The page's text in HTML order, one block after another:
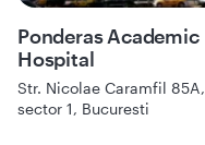
Ponderas Academic
Hospital
Str. Nicolae Caramfil 85A,
sector 1, Bucuresti